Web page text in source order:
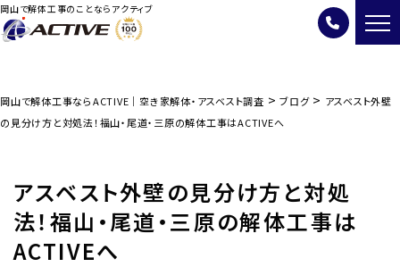
岡山で解体工事のことならアクティブ
岡山で解体工事ならACTIVE｜空き家解体・アスベスト調査 > ブログ> アスベスト外壁
の見分け方と対処法！福山・尾道・三原の解体工事はACTIVEへ
アスベスト外壁の見分け方と対処
法！福山・尾道・三原の解体工事は
ACTIVEへ